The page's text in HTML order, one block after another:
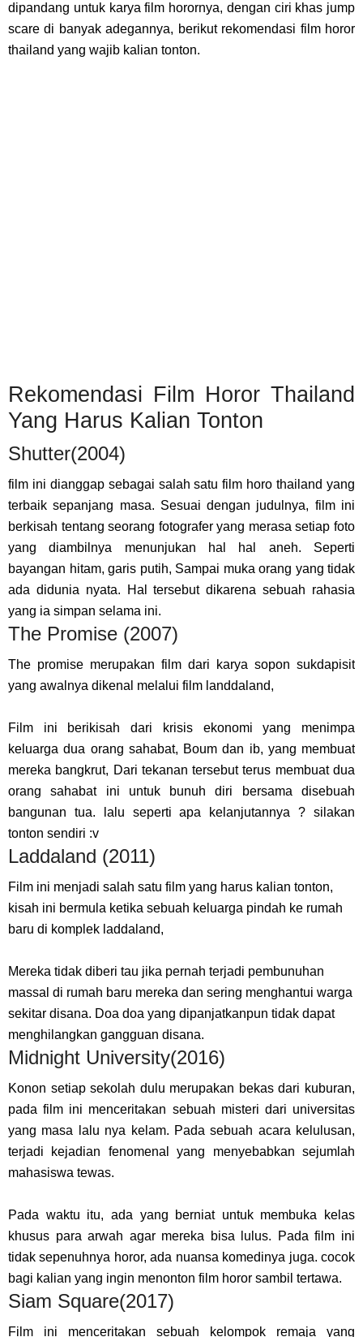
dipandang untuk karya film horornya, dengan ciri khas jump
scare di banyak adegannya, berikut rekomendasi film horor
thailand yang wajib kalian tonton.
Rekomendasi Film Horor Thailand
Yang Harus Kalian Tonton
Shutter(2004)
film ini dianggap sebagai salah satu film horo thailand yang
terbaik sepanjang masa. Sesuai dengan judulnya, film ini
berkisah tentang seorang fotografer yang merasa setiap foto
yang diambilnya menunjukan hal hal aneh. Seperti
bayangan hitam, garis putih, Sampai muka orang yang tidak
ada didunia nyata. Hal tersebut dikarena sebuah rahasia
yang ia simpan selama ini.
The Promise (2007)
The promise merupakan film dari karya sopon sukdapisit
yang awalnya dikenal melalui film landdaland,
Film ini berikisah dari krisis ekonomi yang menimpa
keluarga dua orang sahabat, Boum dan ib, yang membuat
mereka bangkrut, Dari tekanan tersebut terus membuat dua
orang sahabat ini untuk bunuh diri bersama disebuah
bangunan tua. lalu seperti apa kelanjutannya ? silakan
tonton sendiri :v
Laddaland (2011)
Film ini menjadi salah satu film yang harus kalian tonton,
kisah ini bermula ketika sebuah keluarga pindah ke rumah
baru di komplek laddaland,
Mereka tidak diberi tau jika pernah terjadi pembunuhan
massal di rumah baru mereka dan sering menghantui warga
sekitar disana. Doa doa yang dipanjatkanpun tidak dapat
menghilangkan gangguan disana.
Midnight University(2016)
Konon setiap sekolah dulu merupakan bekas dari kuburan,
pada film ini menceritakan sebuah misteri dari universitas
yang masa lalu nya kelam. Pada sebuah acara kelulusan,
terjadi kejadian fenomenal yang menyebabkan sejumlah
mahasiswa tewas.
Pada waktu itu, ada yang berniat untuk membuka kelas
khusus para arwah agar mereka bisa lulus. Pada film ini
tidak sepenuhnya horor, ada nuansa komedinya juga. cocok
bagi kalian yang ingin menonton film horor sambil tertawa.
Siam Square(2017)
Film ini menceritakan sebuah kelompok remaja yang